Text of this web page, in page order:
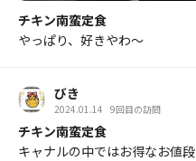
チキン南蛮定食
やっぱり、好きやわ〜
びき
2024.01.14 9回目の訪問
チキン南蛮定食
キャナルの中ではお得なお値段